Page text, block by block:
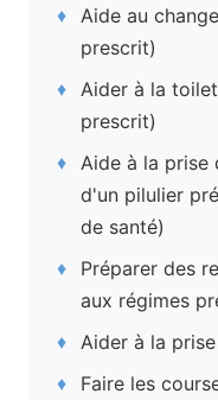
Aide au
prescrit)
Aider à la
prescrit)
Aide à la prise
d'un pilulier
de santé)
Préparer des
aux régimes
Aider à la
Faire les